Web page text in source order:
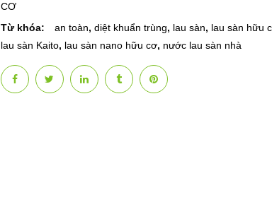
CƠ
Từ khóa:
an toàn, diệt khuẩn trùng, lau sàn, lau sàn hữu
lau sàn Kaito, lau sàn nano hữu cơ, nước lau sàn nhà